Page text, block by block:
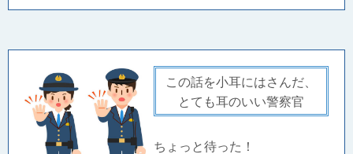
この話を小耳にはさんだ、
とても耳のいい警察官
ちょっと待った！